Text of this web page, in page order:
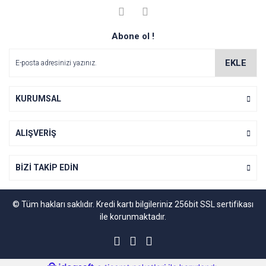
Yorum Yaz
Soru Sor
Görüş ve önerileriniz için teşekkür ederiz.
Ürün açıklamasında eksik bilgiler bulunuyor.
Ürün fiyatı diğer sitelerden daha pahalı.
Gönder
Abone ol !
EKLE
KURUMSAL
ALIŞVERİŞ
BİZİ TAKİP EDİN
© Tüm hakları saklıdır. Kredi kartı bilgileriniz 256bit SSL sertifikası
ile korunmaktadır.